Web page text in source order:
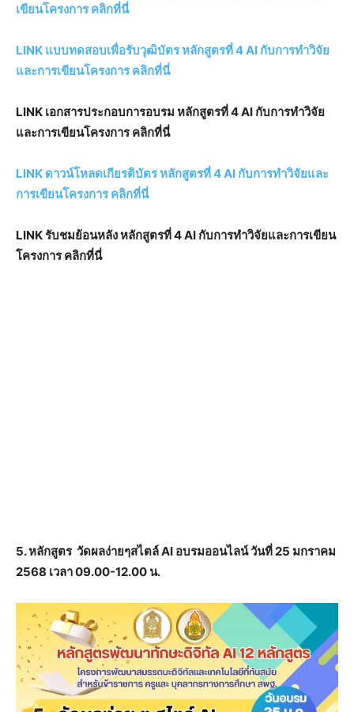
เขียนโครงการ คลิกที่นี่
LINK เเบบทดสอบเพื่อรับวุฒิบัตร หลักสูตรที่ 4 AI กับการทำวิจัย
และการเขียนโครงการ คลิกที่นี่
LINK เอกสารประกอบการอบรม หลักสูตรที่ 4 AI กับการทำวิจัย
และการเขียนโครงการ คลิกที่นี่
LINK ดาวน์โหลดเกียรติบัตร หลักสูตรที่ 4 AI กับการทำวิจัยและ
การเขียนโครงการ คลิกที่นี่
LINK รับชมย้อนหลัง หลักสูตรที่ 4 AI กับการทำวิจัยและการเขียน
โครงการ คลิกที่นี่
5. หลักสูตร วัดผลง่ายๆสไตล์ AI อบรมออนไลน์ วันที่ 25 มกราคม
2568 เวลา 09.00-12.00 น.